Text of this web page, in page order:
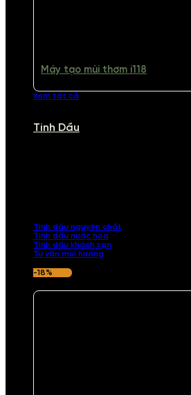
Máy tạo mùi thơm i118
xem tất cả
Tinh Dầu
Tinh dầu nguyên chất
Tinh dầu nước hoa
Tinh dầu khách sạn
Tư vấn mùi hương
-18%